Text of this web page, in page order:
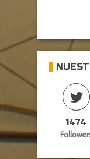
1474